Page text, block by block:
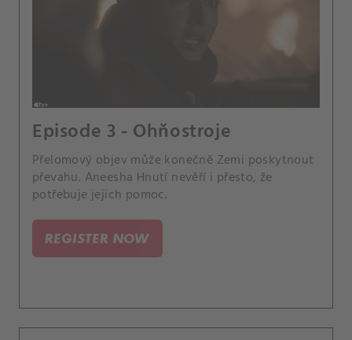
Episode 3 - Ohňostroje
Přelomový objev může konečně Zemi poskytnout
převahu. Aneesha Hnutí nevěří i přesto, že
potřebuje jejich pomoc.
REGISTER NOW